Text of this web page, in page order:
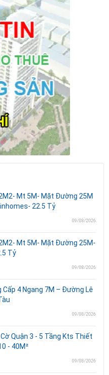
Mt 5M- Mặt Đường 25M
22.5 Tỷ
09/08/2026
Mt 5M- Mặt Đường 25M-
Tỷ
09/08/2026
4 Ngang 7M – Đường Lê
09/08/2026
Quận 3 - 5 Tầng Kts Thiết
- 40M²
09/08/2026